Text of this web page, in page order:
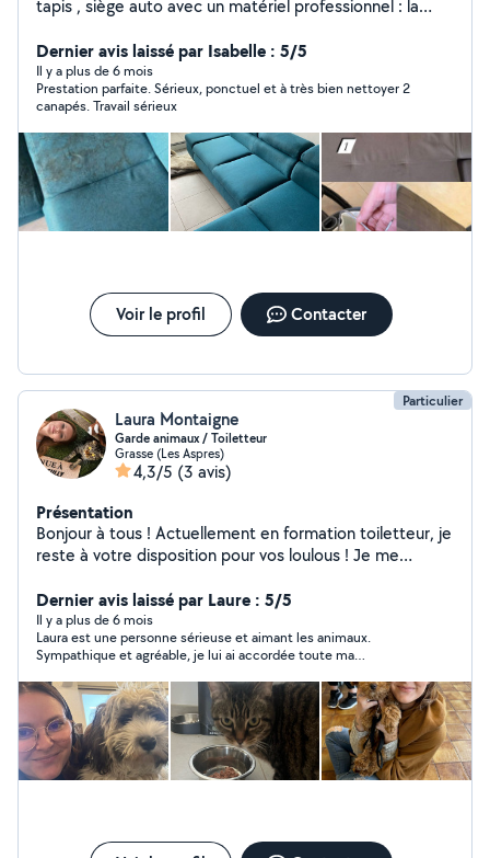
tapis , siège auto avec un matériel professionnel : la
toutes traces tenaces et 99% acariens Tarifs : Canapé à
partir de 40e Tapis / moquette à partir de 30e Matelas
: à partir de 30e Déplacement à domicile en fonction
de votre disponibilité. Je reste à votre disposition pour
tout information complémentaire
Dernier avis laissé par Isabelle : 5/5
Il y a plus de 6 mois
Prestation parfaite. Sérieux, ponctuel et à très bien nettoyer 2
canapés. Travail sérieux
Voir le profil Contacter
Particulier
Laura Montaigne
Garde animaux / Toiletteur
Grasse (Les Aspres)
4,3/5 (3 avis)
Présentation
Bonjour à tous ! Actuellement en formation toiletteur, je
reste à votre disposition pour vos loulous ! Je me
pendant vos absences !
Dernier avis laissé par Laure : 5/5
Il y a plus de 6 mois
Laura est une personne sérieuse et aimant les animaux.
Sympathique et agréable, je lui ai accordée toute ma
conseille vivement !